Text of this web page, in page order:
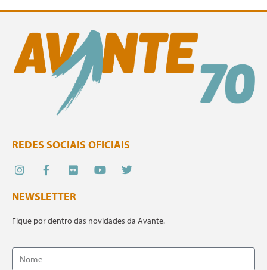
REDES SOCIAIS OFICIAIS
NEWSLETTER
Fique por dentro das novidades da Avante.